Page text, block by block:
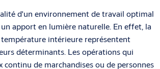
d'un environnement de travail optimal
un apport en lumière naturelle. En effet, la
intérieure représentent
déterminants. Les opérations qui
continu de marchandises ou de personnes